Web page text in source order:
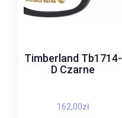
Timberland Tb1714-
D Czarne
162,00zł